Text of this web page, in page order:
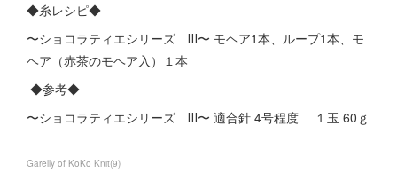
◆糸レシピ◆
〜ショコラティエシリーズ Ⅲ〜 モヘア1本、ループ1本、モ
ヘア（赤茶のモヘア入）１本
◆参考◆
〜ショコラティエシリーズ Ⅲ〜 適合針 4号程度 １玉 60ｇ
Garelly of KoKo Knit(9)